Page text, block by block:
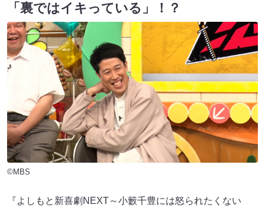
「裏ではイキっている」！？
©MBS
『よしもと新喜劇NEXT～小籔千豊には怒られたくない